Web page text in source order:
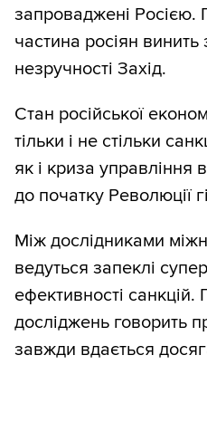
запроваджені
частина росіян винить
незручності Захід.
Стан російської
тільки і не стільки
як і криза управління
до початку Революції
Між дослідниками
ведуться запеклі
ефективності
досліджень говорить
завжди вдається